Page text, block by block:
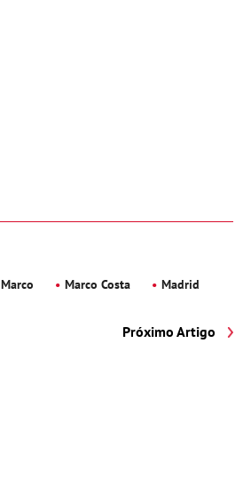
Marco Marco Costa Madrid
Próximo Artigo